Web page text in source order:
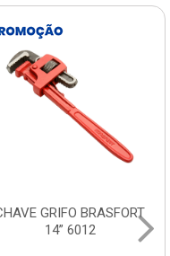
GRIFO BRASFORT
14” 6012